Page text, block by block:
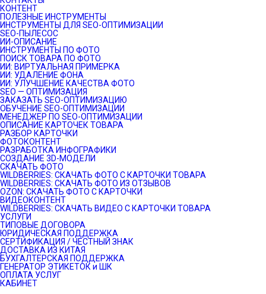
КОНТЕНТ
ПОЛЕЗНЫЕ ИНСТРУМЕНТЫ
ИНСТРУМЕНТЫ ДЛЯ SEO-ОПТИМИЗАЦИИ
SEO-ПЫЛЕСОС
ИИ-ОПИСАНИЕ
ИНСТРУМЕНТЫ ПО ФОТО
ПОИСК ТОВАРА ПО ФОТО
ИИ: ВИРТУАЛЬНАЯ ПРИМЕРКА
ИИ: УДАЛЕНИЕ ФОНА
ИИ: УЛУЧШЕНИЕ КАЧЕСТВА ФОТО
SEO — ОПТИМИЗАЦИЯ
ЗАКАЗАТЬ SEO-ОПТИМИЗАЦИЮ
ОБУЧЕНИЕ SEO-ОПТИМИЗАЦИИ
МЕНЕДЖЕР ПО SEO-ОПТИМИЗАЦИИ
ОПИСАНИЕ КАРТОЧЕК ТОВАРА
РАЗБОР КАРТОЧКИ
ФОТОКОНТЕНТ
РАЗРАБОТКА ИНФОГРАФИКИ
СОЗДАНИЕ 3D-МОДЕЛИ
СКАЧАТЬ ФОТО
WILDBERRIES: СКАЧАТЬ ФОТО С КАРТОЧКИ ТОВАРА
WILDBERRIES: СКАЧАТЬ ФОТО ИЗ ОТЗЫВОВ
OZON: СКАЧАТЬ ФОТО С КАРТОЧКИ
ВИДЕОКОНТЕНТ
WILDBERRIES: СКАЧАТЬ ВИДЕО С КАРТОЧКИ ТОВАРА
УСЛУГИ
ТИПОВЫЕ ДОГОВОРА
ЮРИДИЧЕСКАЯ ПОДДЕРЖКА
СЕРТИФИКАЦИЯ / ЧЕСТНЫЙ ЗНАК
ДОСТАВКА ИЗ КИТАЯ
БУХГАЛТЕРСКАЯ ПОДДЕРЖКА
ГЕНЕРАТОР ЭТИКЕТОК и ШК
ОПЛАТА УСЛУГ
КАБИНЕТ